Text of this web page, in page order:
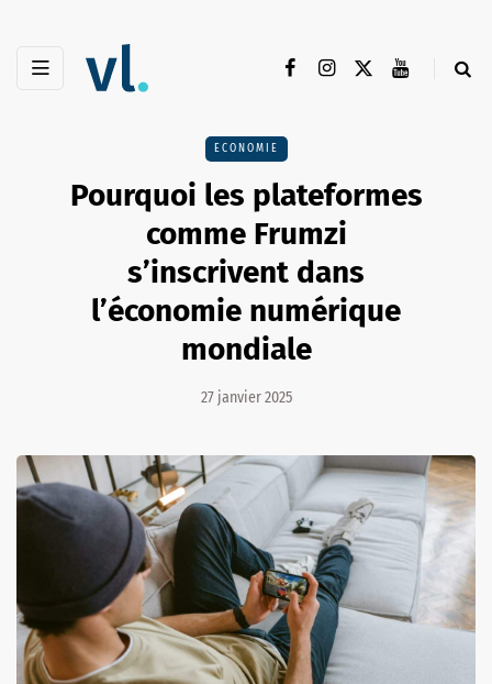
ECONOMIE
Pourquoi les plateformes
comme Frumzi
s’inscrivent dans
l’économie numérique
mondiale
27 janvier 2025